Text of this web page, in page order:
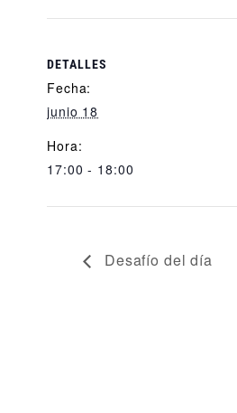
DETALLES
Fecha:
junio 18
Hora:
17:00 - 18:00
Desafío del día